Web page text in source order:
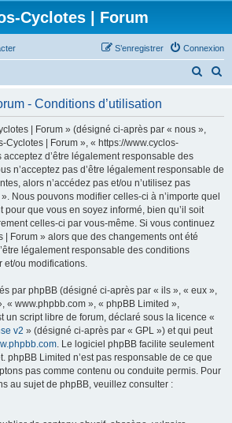
Cyclotes | Forum
Connexion
S’enregistrer
r
h
e
- Conditions d’utilisation
| Forum » (désigné ci-après par « nous »,
Cyclotes | Forum », « https://www.cyclos-
d’être légalement responsable des
n’acceptez pas d’être légalement responsable de
alors n’accédez pas et/ou n’utilisez pas
Nous pouvons modifier celles-ci à n’importe quel
pour que vous en soyez informé, bien qu’il soit
celles-ci par vous-même. Si vous continuez
| Forum » alors que des changements ont été
légalement responsable des conditions
et/ou modifications.
par phpBB (désigné ci-après par « ils », « eux »,
« www.phpbb.com », « phpBB Limited »,
un script libre de forum, déclaré sous la licence «
v2 » (désigné ci-après par « GPL ») et qui peut
. Le logiciel phpBB facilite seulement
phpBB Limited n’est pas responsable de ce que
pas comme contenu ou conduite permis. Pour
au sujet de phpBB, veuillez consulter :